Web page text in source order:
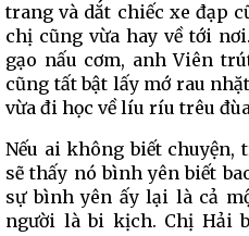
trang và dắt chiếc xe đạp
chị cũng vừa hay về tới
gạo nấu cơm, anh Viên
cũng tất bật lấy mớ rau
vừa đi học về líu ríu trêu
Nếu ai không biết chuyện,
sẽ thấy nó bình yên biết
sự bình yên ấy lại là cả
người là bi kịch. Chị Hải